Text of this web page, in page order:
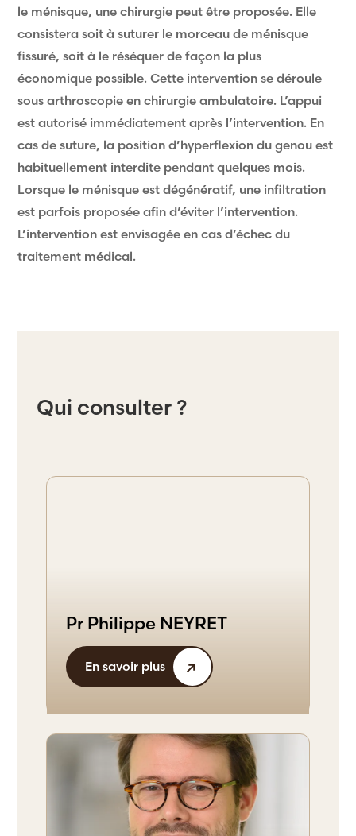
le ménisque, une chirurgie peut être proposée. Elle
consistera soit à suturer le morceau de ménisque
fissuré, soit à le réséquer de façon la plus
économique possible. Cette intervention se déroule
sous arthroscopie en chirurgie ambulatoire. L’appui
est autorisé immédiatement après l’intervention. En
cas de suture, la position d’hyperflexion du genou est
habituellement interdite pendant quelques mois.
Lorsque le ménisque est dégénératif, une infiltration
est parfois proposée afin d’éviter l’intervention.
L’intervention est envisagée en cas d’échec du
traitement médical.
Qui consulter ?
Pr Philippe NEYRET
En savoir plus